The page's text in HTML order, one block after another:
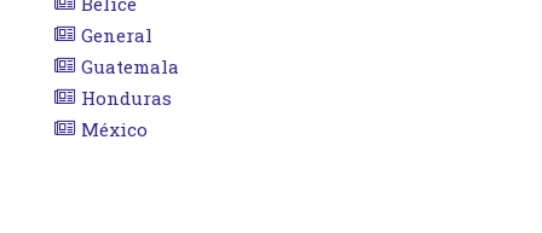
General
Guatemala
Honduras
México